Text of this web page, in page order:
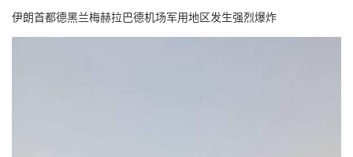
伊朗首都德黑兰梅赫拉巴德机场军用地区发生强烈爆炸